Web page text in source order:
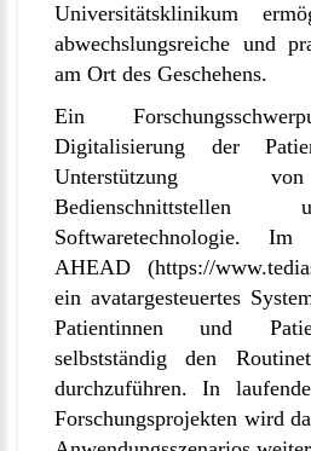
Universitätsklinikum
abwechslungsreiche und
am Ort des Geschehens.
Ein
Digitalisierung der
Unterstützung
Softwaretechnologie.
AHEAD (https://
ein avatargesteuertes
Patientinnen und
selbstständig den
durchzuführen. In
Forschungsprojekten wird